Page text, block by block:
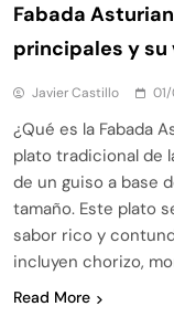
Fabada
principales y
Javier Castillo
¿Qué es la Fabada
plato tradicional de
de un guiso a base
tamaño. Este plato
sabor rico y
incluyen chorizo,
Read More